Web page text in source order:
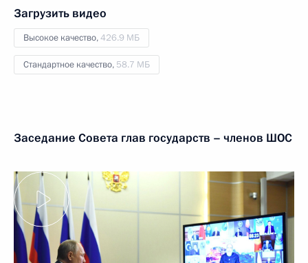
Загрузить видео
Высокое качество,426.9 МБ
Стандартное качество, 58.7 МБ
Заседание Совета глав государств – членов ШОС